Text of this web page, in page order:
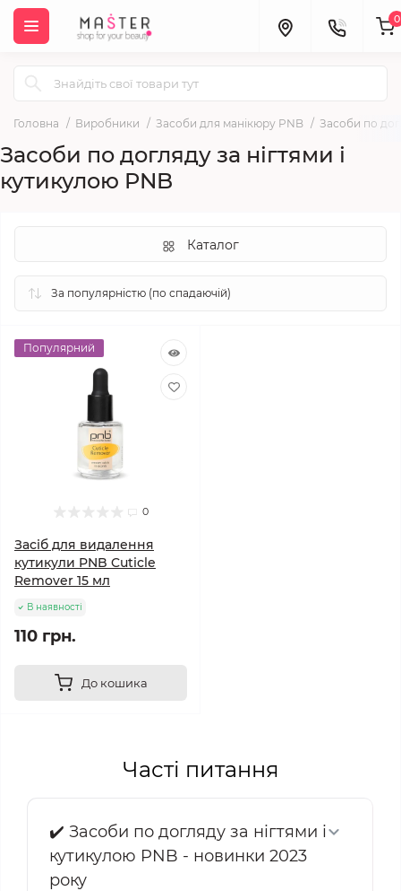
0
Головна Виробники Засоби для манікюру PNB Засоби по
Засоби по догляду за нігтями і
кутикулою PNB
Каталог
Популярний
0
Засіб для видалення
кутикули PNB Cuticle
Remover 15 мл
В наявності
110 грн.
До кошика
Часті питання
✔️ Засоби по догляду за нігтями і
кутикулою PNB - новинки 2023
року